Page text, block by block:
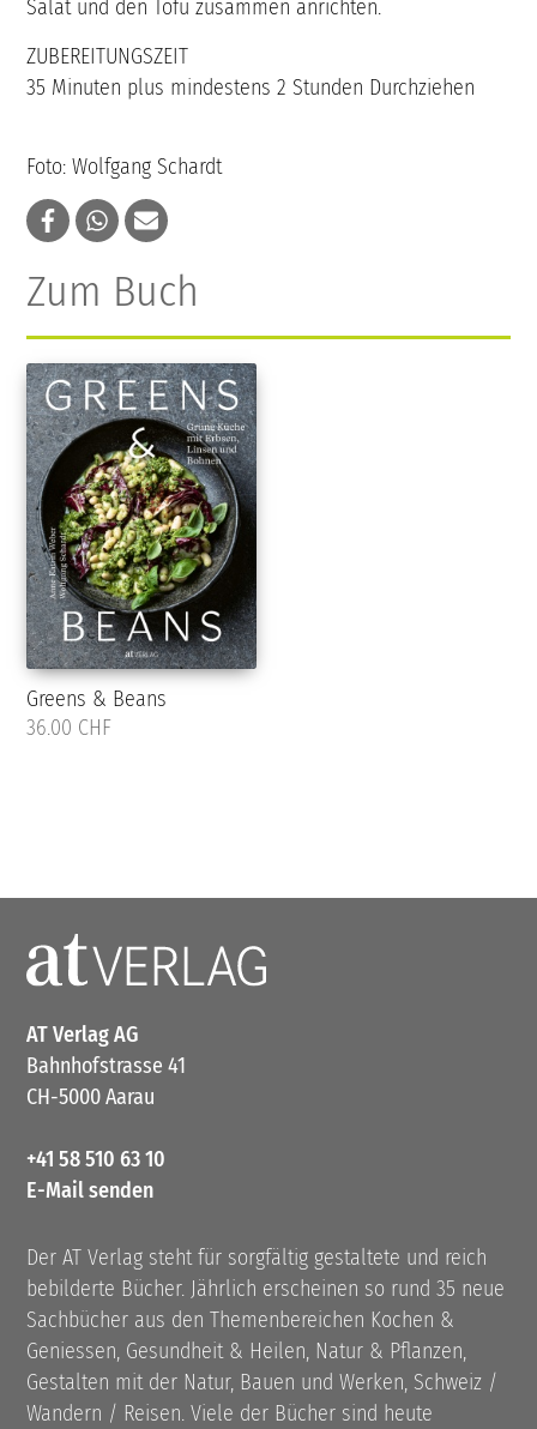
Salat und den Tofu zusammen anrichten.
ZUBEREITUNGSZEIT
35 Minuten plus mindestens 2 Stunden Durchziehen
Foto: Wolfgang Schardt
Zum Buch
Greens & Beans
36.00 CHF
AT Verlag AG
Bahnhofstrasse 41
CH-5000 Aarau
+41 58 510 63 10
E-Mail senden
Der AT Verlag steht für sorgfältig gestaltete und reich
bebilderte Bücher. Jährlich erscheinen so rund 35 neue
Sachbücher aus den Themenbereichen Kochen &
Geniessen, Gesundheit & Heilen, Natur & Pflanzen,
Gestalten mit der Natur, Bauen und Werken, Schweiz /
Wandern / Reisen. Viele der Bücher sind heute